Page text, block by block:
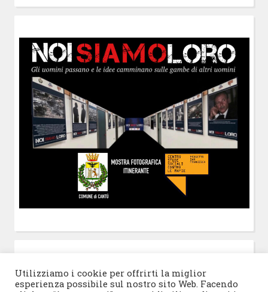
Utilizziamo i cookie per offrirti la miglior
esperienza possibile sul nostro sito Web. Facendo